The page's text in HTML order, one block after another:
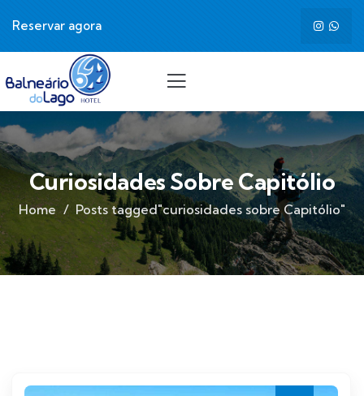
Reservar agora
Curiosidades Sobre Capitólio
Home Posts tagged"curiosidades sobre Capitólio"